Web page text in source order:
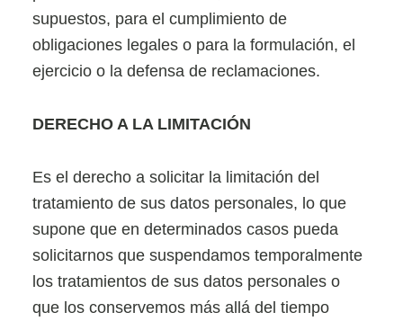
supuestos, para el cumplimiento de
obligaciones legales o para la formulación, el
ejercicio o la defensa de reclamaciones.
DERECHO A LA LIMITACIÓN
Es el derecho a solicitar la limitación del
tratamiento de sus datos personales, lo que
supone que en determinados casos pueda
solicitarnos que suspendamos temporalmente
los tratamientos de sus datos personales o
que los conservemos más allá del tiempo